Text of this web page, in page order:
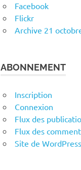
Facebook
Flickr
Archive 21
ABONNEMENT
Inscription
Connexion
Flux des
Flux des
Site de